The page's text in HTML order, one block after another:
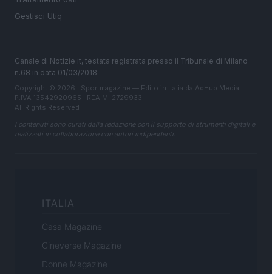
Gestisci Utiq
Canale di Notizie.it, testata registrata presso il Tribunale di Milano
n.68 in data 01/03/2018
Copyright © 2026 · Sportmagazine — Edito in Italia da AdHub Media
P.IVA 13542920965 · REA MI 2729933
All Rights Reserved
I contenuti sono curati dalla redazione con il supporto di strumenti digitali e
realizzati in collaborazione con autori indipendenti.
ITALIA
Casa Magazine
Cineverse Magazine
Donne Magazine